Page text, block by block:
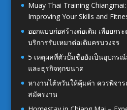
Muay Thai Training
Improving Your Skills and
ออกแบบก่อสร้างต่อเติม เพื่อยกร
บริการรับเหมาต่อเติมครบวงจร
5 เหตุผลที่ตัวปั๊มชื่อยังเป็นอุปกร
และธุรกิจทุกขนาด
หางานไต้หวันให้คุ้มค่า ควรพิจา
สมัครงาน